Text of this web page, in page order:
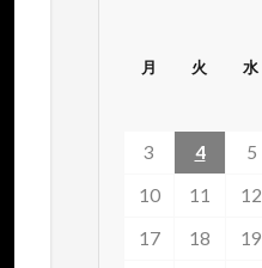
月 火 水
3
4 5
10
11 12
17
18 19